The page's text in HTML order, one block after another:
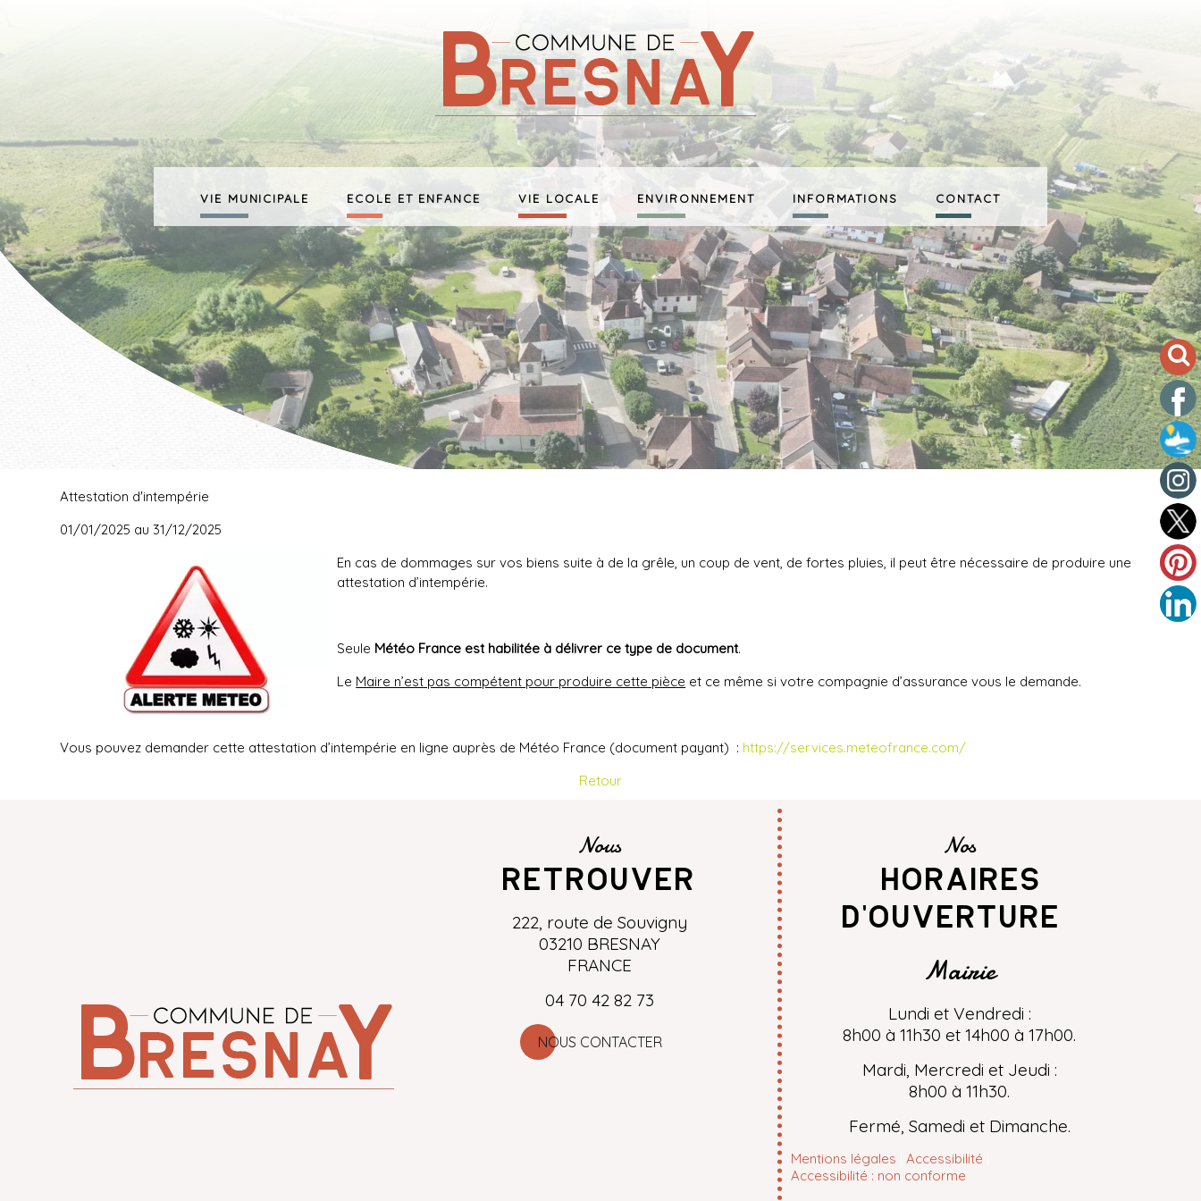
VIE MUNICIPALE ECOLE ET ENFANCE VIE LOCALE ENVIRONNEMENT INFORMATIONS CONTACT
Attestation d'intempérie
01/01/2025 au 31/12/2025
En cas de dommages sur vos biens suite à de la grêle, un coup de vent, de fortes pluies, il peut être nécessaire de produire une
attestation d’intempérie.
Seule Météo France est habilitée à délivrer ce type de document.
Le Maire n’est pas compétent pour produire cette pièce et ce même si votre compagnie d’assurance vous le demande.
Vous pouvez demander cette attestation d’intempérie en ligne auprès de Météo France (document payant) : https://services.meteofrance.com/
Retour
Nous
retrouver
222, route de Souvigny
03210 BRESNAY
FRANCE
04 70 42 82 73
NOUS CONTACTER
Nos
horaires
d'ouverture
Mairie
Lundi et Vendredi :
8h00 à 11h30 et 14h00 à 17h00.
Mardi, Mercredi et Jeudi :
8h00 à 11h30.
Fermé, Samedi et Dimanche.
Mentions légales
Accessibilité
Accessibilité : non conforme